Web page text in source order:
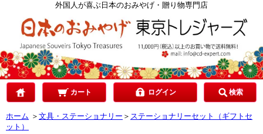
外国人が喜ぶ日本のおみやげ・贈り物専門店
カート ログイン 検索
ホーム ＞ 文具・ステーショナリー ＞ ステーショナリーセット（ギフトセ
ット）
ご予算で選ぶ
贈り先で選ぶ